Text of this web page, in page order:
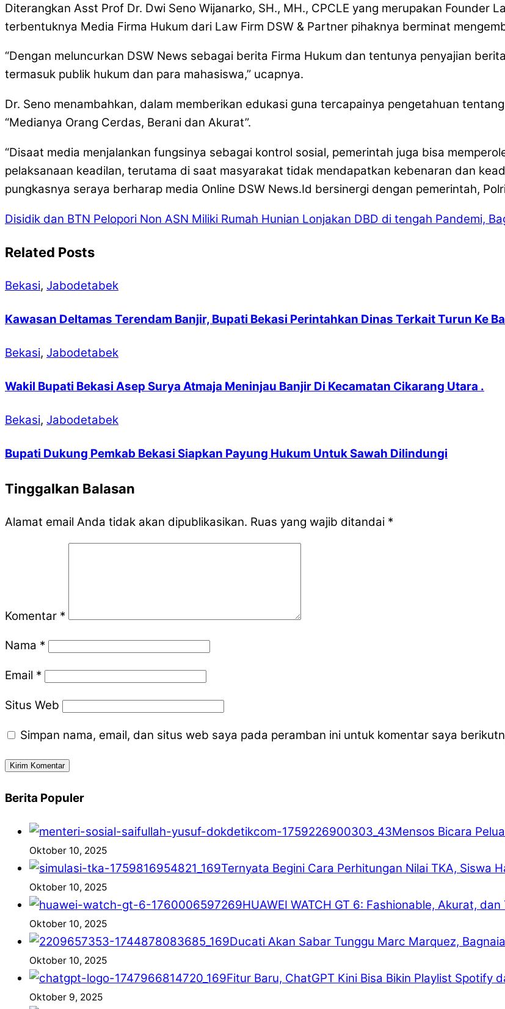
Diterangkan Asst Prof Dr. Dwi Seno Wijanarko, SH., MH., CPCLE yang merupakan Founder
terbentuknya Media Firma Hukum dari Law Firm DSW & Partner pihaknya berminat
“Dengan meluncurkan DSW News sebagai berita Firma Hukum dan tentunya penyajian
termasuk publik hukum dan para mahasiswa,” ucapnya.
Dr. Seno menambahkan, dalam memberikan edukasi guna tercapainya pengetahuan
“Medianya Orang Cerdas, Berani dan Akurat”.
“Disaat media menjalankan fungsinya sebagai kontrol sosial, pemerintah juga bisa
pelaksanaan keadilan, terutama di saat masyarakat tidak mendapatkan kebenaran dan
pungkasnya seraya berharap media Online DSW News.Id bersinergi dengan pemerintah,
Disidik dan BTN Pelopori Non ASN Miliki Rumah Hunian Lonjakan DBD di tengah Pandemi,
Related Posts
Bekasi, Jabodetabek
Kawasan Deltamas Terendam Banjir, Bupati Bekasi Perintahkan Dinas Terkait Turun Ke
Bekasi, Jabodetabek
Wakil Bupati Bekasi Asep Surya Atmaja Meninjau Banjir Di Kecamatan Cikarang Utara .
Bekasi, Jabodetabek
Bupati Dukung Pemkab Bekasi Siapkan Payung Hukum Untuk Sawah Dilindungi
Tinggalkan Balasan
Alamat email Anda tidak akan dipublikasikan. Ruas yang wajib ditandai *
Komentar *
Nama *
Email *
Situs Web
Simpan nama, email, dan situs web saya pada peramban ini untuk komentar saya
Berita Populer
Mensos Bicara
Oktober 10, 2025
Ternyata Begini Cara Perhitungan Nilai TKA, Siswa
Oktober 10, 2025
HUAWEI WATCH GT 6: Fashionable, Akurat,
Oktober 10, 2025
Ducati Akan Sabar Tunggu Marc Marquez,
Oktober 10, 2025
Fitur Baru, ChatGPT Kini Bisa Bikin Playlist Spotify
Oktober 9, 2025